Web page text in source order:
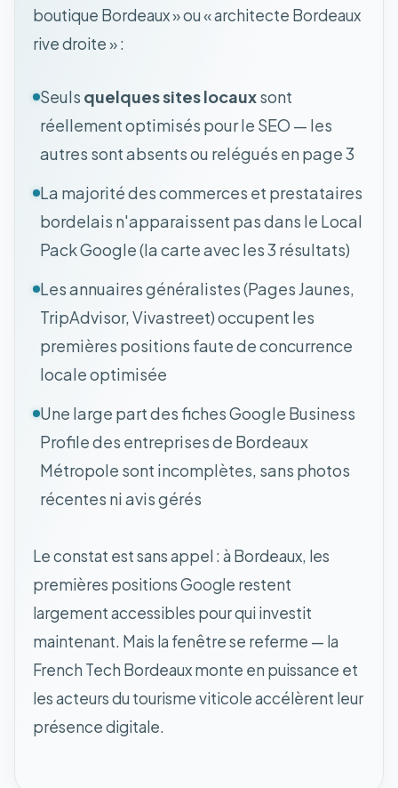
boutique Bordeaux » ou « architecte Bordeaux
rive droite » :
Seuls quelques sites locauxsont
réellement optimisés pour le SEO — les
autres sont absents ou relégués en page 3
La majorité des commerces et prestataires
bordelais n'apparaissent pas dans le Local
Pack Google (la carte avec les 3 résultats)
Les annuaires généralistes (Pages Jaunes,
TripAdvisor, Vivastreet) occupent les
premières positions faute de concurrence
locale optimisée
Une large part des fiches Google Business
Profile des entreprises de Bordeaux
Métropole sont incomplètes, sans photos
récentes ni avis gérés
Le constat est sans appel : à Bordeaux, les
premières positions Google restent
largement accessibles pour qui investit
maintenant. Mais la fenêtre se referme — la
French Tech Bordeaux monte en puissance et
les acteurs du tourisme viticole accélèrent leur
présence digitale.